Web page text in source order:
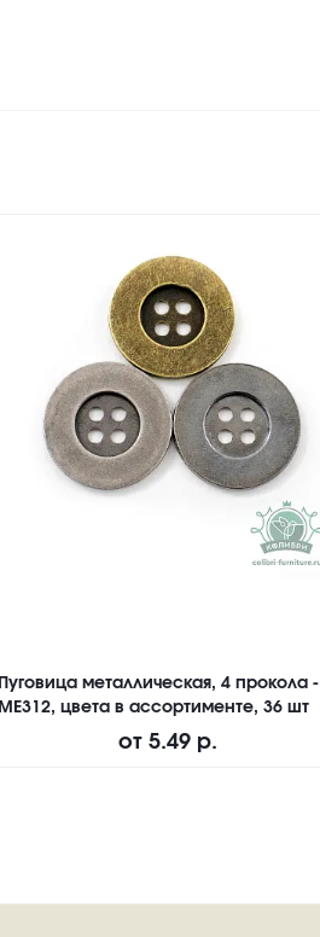
Пуговица металлическая, 4 прокола -
ME312, цвета в ассортименте, 36 шт
от 5.49 р.